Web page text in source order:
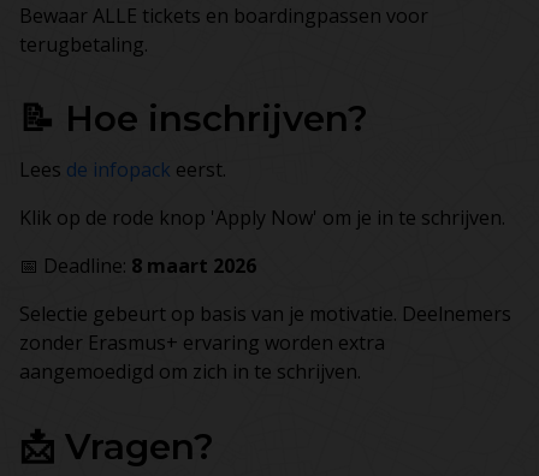
Bewaar ALLE tickets en boardingpassen voor
terugbetaling.
📝 Hoe inschrijven?
Lees de infopack eerst.
Klik op de rode knop 'Apply Now' om je in te schrijven.
📅 Deadline: 8 maart 2026
Selectie gebeurt op basis van je motivatie. Deelnemers
zonder Erasmus+ ervaring worden extra
aangemoedigd om zich in te schrijven.
📩 Vragen?